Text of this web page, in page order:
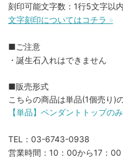
刻印可能文字数：1行5文字以
文字刻印についてはコチラ »
■ご注意
・誕生石入れはできません
■販売形式
こちらの商品は単品(1個売り)
【単品】ペンダントトップの
TEL：03-6743-0938
営業時間：10：00から17：00